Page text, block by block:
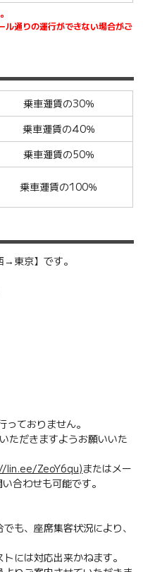
通りの運行ができない場合がご
乗車運賃の30％
乗車運賃の40％
乗車運賃の50％
乗車運賃の100％
東京】です。
ておりません。
ただきますようお願いいた
ZeoY6qu)またはメー
合わせも可能です。
も、座席集客状況により、
には対応出来かねます。